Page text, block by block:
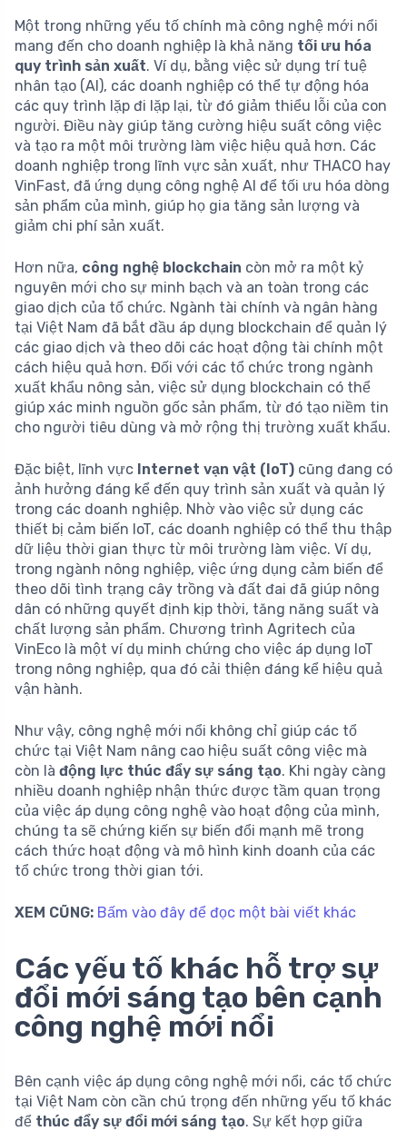
Một trong những yếu tố chính mà công nghệ mới nổi
mang đến cho doanh nghiệp là khả năng tối ưu hóa
quy trình sản xuất. Ví dụ, bằng việc sử dụng trí tuệ
nhân tạo (AI), các doanh nghiệp có thể tự động hóa
các quy trình lặp đi lặp lại, từ đó giảm thiểu lỗi của con
người. Điều này giúp tăng cường hiệu suất công việc
và tạo ra một môi trường làm việc hiệu quả hơn. Các
doanh nghiệp trong lĩnh vực sản xuất, như THACO hay
VinFast, đã ứng dụng công nghệ AI để tối ưu hóa dòng
sản phẩm của mình, giúp họ gia tăng sản lượng và
giảm chi phí sản xuất.
Hơn nữa, công nghệ blockchain còn mở ra một kỷ
nguyên mới cho sự minh bạch và an toàn trong các
giao dịch của tổ chức. Ngành tài chính và ngân hàng
tại Việt Nam đã bắt đầu áp dụng blockchain để quản lý
các giao dịch và theo dõi các hoạt động tài chính một
cách hiệu quả hơn. Đối với các tổ chức trong ngành
xuất khẩu nông sản, việc sử dụng blockchain có thể
giúp xác minh nguồn gốc sản phẩm, từ đó tạo niềm tin
cho người tiêu dùng và mở rộng thị trường xuất khẩu.
Đặc biệt, lĩnh vực Internet vạn vật (IoT) cũng đang có
ảnh hưởng đáng kể đến quy trình sản xuất và quản lý
trong các doanh nghiệp. Nhờ vào việc sử dụng các
thiết bị cảm biến IoT, các doanh nghiệp có thể thu thập
dữ liệu thời gian thực từ môi trường làm việc. Ví dụ,
trong ngành nông nghiệp, việc ứng dụng cảm biến để
theo dõi tình trạng cây trồng và đất đai đã giúp nông
dân có những quyết định kịp thời, tăng năng suất và
chất lượng sản phẩm. Chương trình Agritech của
VinEco là một ví dụ minh chứng cho việc áp dụng IoT
trong nông nghiệp, qua đó cải thiện đáng kể hiệu quả
vận hành.
Như vậy, công nghệ mới nổi không chỉ giúp các tổ
chức tại Việt Nam nâng cao hiệu suất công việc mà
còn là động lực thúc đẩy sự sáng tạo. Khi ngày càng
nhiều doanh nghiệp nhận thức được tầm quan trọng
của việc áp dụng công nghệ vào hoạt động của mình,
chúng ta sẽ chứng kiến sự biến đổi mạnh mẽ trong
cách thức hoạt động và mô hình kinh doanh của các
tổ chức trong thời gian tới.
XEM CŨNG: Bấm vào đây để đọc một bài viết khác
Các yếu tố khác hỗ trợ sự
đổi mới sáng tạo bên cạnh
công nghệ mới nổi
Bên cạnh việc áp dụng công nghệ mới nổi, các tổ chức
tại Việt Nam còn cần chú trọng đến những yếu tố khác
để thúc đẩy sự đổi mới sáng tạo. Sự kết hợp giữa